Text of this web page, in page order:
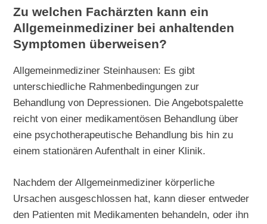
Zu welchen Fachärzten kann ein
Allgemeinmediziner bei anhaltenden
Symptomen überweisen?
Allgemeinmediziner Steinhausen: Es gibt
unterschiedliche Rahmenbedingungen zur
Behandlung von Depressionen. Die Angebotspalette
reicht von einer medikamentösen Behandlung über
eine psychotherapeutische Behandlung bis hin zu
einem stationären Aufenthalt in einer Klinik.
Nachdem der Allgemeinmediziner körperliche
Ursachen ausgeschlossen hat, kann dieser entweder
den Patienten mit Medikamenten behandeln, oder ihn